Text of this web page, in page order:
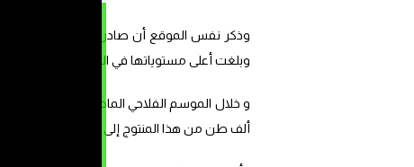
وبلغت أعلى مستوياتها في المواسم السبع
ألف طن من هذا المنتوج إلى 48 دولة تتصدرها كل من إسبانيا وفرنسا وألمانيا.